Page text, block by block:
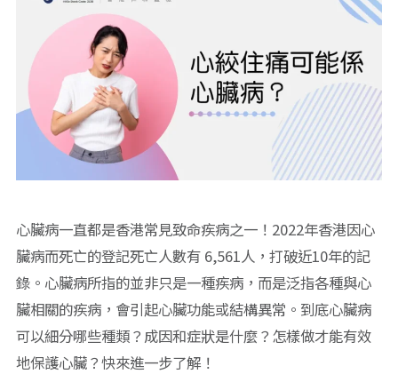
心臟病一直都是香港常見致命疾病之一！2022年香港因心
臟病而死亡的登記死亡人數有 6,561人，打破近10年的記
錄。心臟病所指的並非只是一種疾病，而是泛指各種與心
臟相關的疾病，會引起心臟功能或結構異常。到底心臟病
可以細分哪些種類？成因和症狀是什麼？怎樣做才能有效
地保護心臟？快來進一步了解！